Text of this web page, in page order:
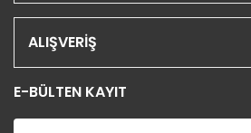
ALIŞVERİŞ
E-BÜLTEN KAYIT